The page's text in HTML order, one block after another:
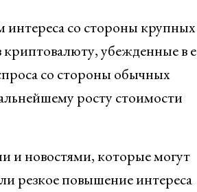
со стороны крупных
убежденные в
со стороны обычных
росту стоимости
и новостями, которые могут
резкое повышение интереса